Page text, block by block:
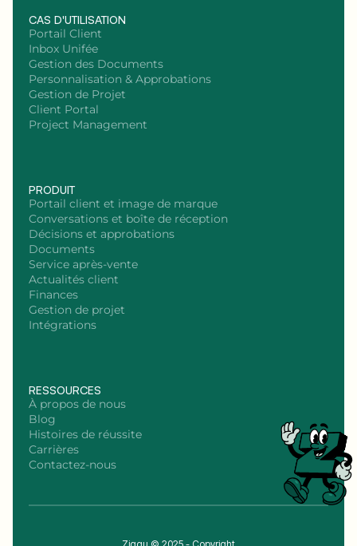
CAS D'UTILISATION
Portail Client
Inbox Unifée
Gestion des Documents
Personnalisation & Approbations
Gestion de Projet
Client Portal
Project Management
PRODUIT
Portail client et image de marque
Conversations et boîte de réception
Décisions et approbations
Documents
Service après-vente
Actualités client
Finances
Gestion de projet
Intégrations
RESSOURCES
À propos de nous
Blog
Histoires de réussite
Carrières
Contactez-nous